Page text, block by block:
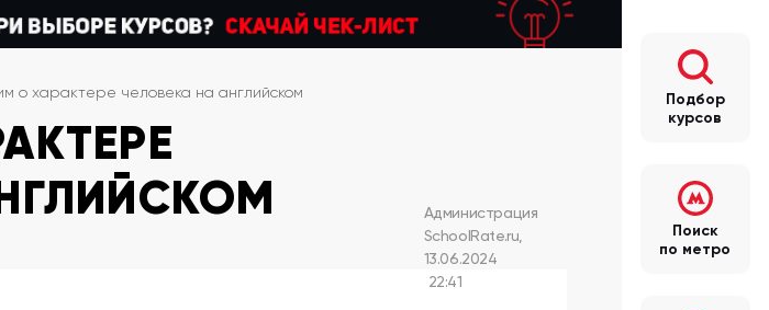
о характере человека на английском
Администрация
SchoolRate.ru
13.06.2024
22:41
Подбор
курсов
Поиск
по метро